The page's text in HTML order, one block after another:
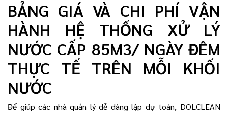
BẢNG GIÁ VÀ CHI PHÍ VẬN
HÀNH HỆ THỐNG XỬ LÝ
NƯỚC CẤP 85M3/ NGÀY ĐÊM
THỰC TẾ TRÊN MỖI KHỐI
NƯỚC
Để giúp các nhà quản lý dễ dàng lập dự toán, DOLCLEAN